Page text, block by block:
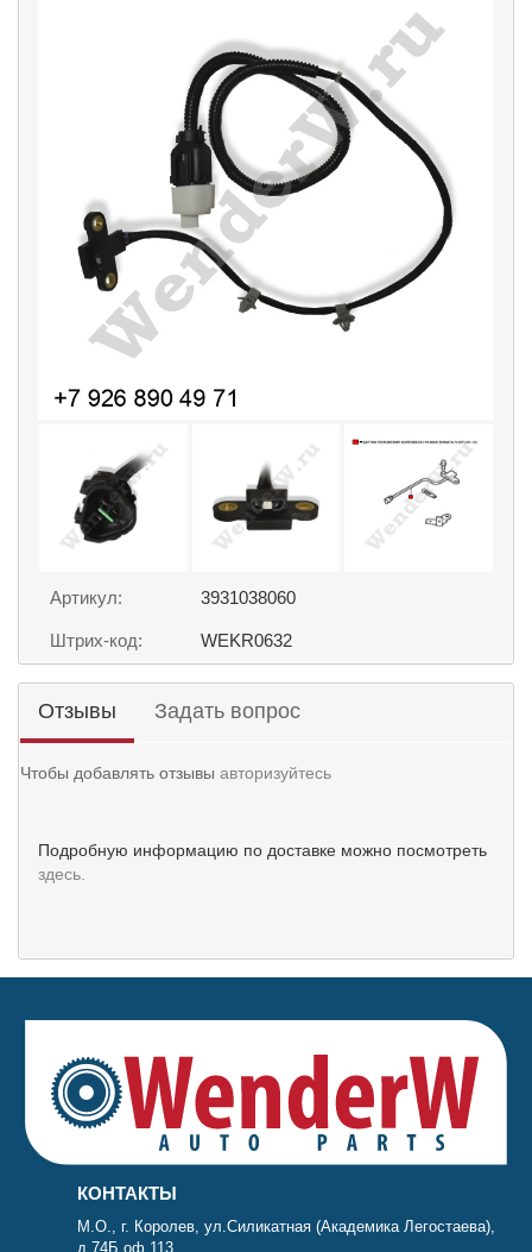
Артикул: 3931038060
Штрих-код: WEKR0632
Отзывы Задать вопрос
Чтобы добавлять отзывы авторизуйтесь
Подробную информацию по доставке можно посмотреть
здесь.
КОНТАКТЫ
М.О., г. Королев, ул.Силикатная (Академика Легостаева),
д.74Б оф.113